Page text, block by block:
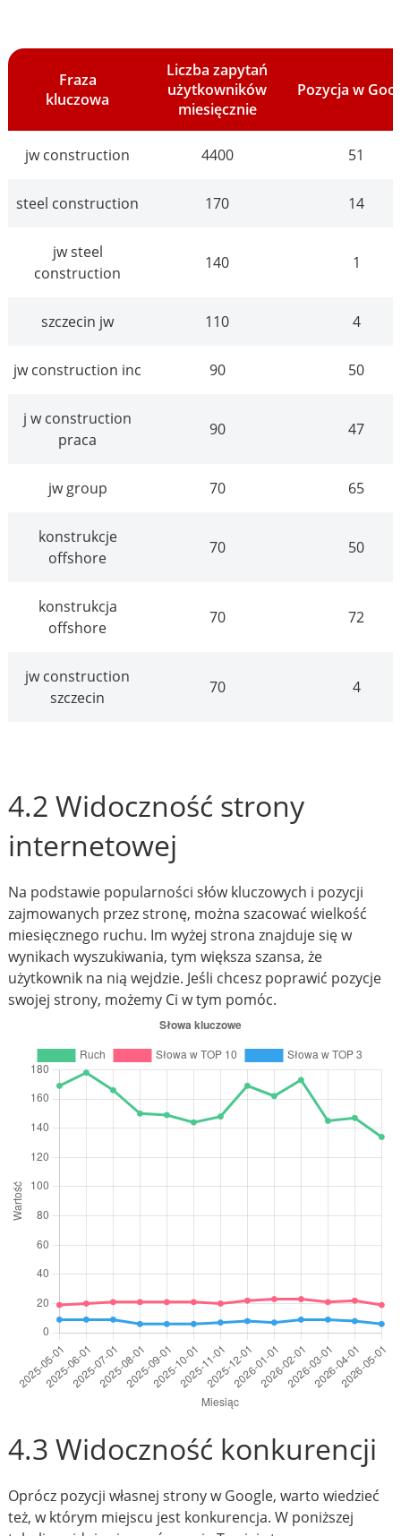
Fraza
kluczowa
Liczba zapytań
użytkowników
miesięcznie
Pozycja w
jw construction 4400 51
steel construction 170 14
jw steel
construction
140 1
szczecin jw 110 4
jw construction inc 90 50
j w construction
praca
90 47
jw group 70 65
konstrukcje
offshore
70 50
konstrukcja
offshore
70 72
jw construction
szczecin
70 4
4.2 Widoczność strony
internetowej
Na podstawie popularności słów kluczowych i pozycji
zajmowanych przez stronę, można szacować wielkość
miesięcznego ruchu. Im wyżej strona znajduje się w
wynikach wyszukiwania, tym większa szansa, że
użytkownik na nią wejdzie. Jeśli chcesz poprawić pozycje
swojej strony, możemy Ci w tym pomóc.
4.3 Widoczność konkurencji
Oprócz pozycji własnej strony w Google, warto wiedzieć
też, w którym miejscu jest konkurencja. W poniższej